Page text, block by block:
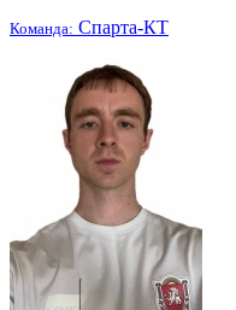
Команда: Спарта-КТ